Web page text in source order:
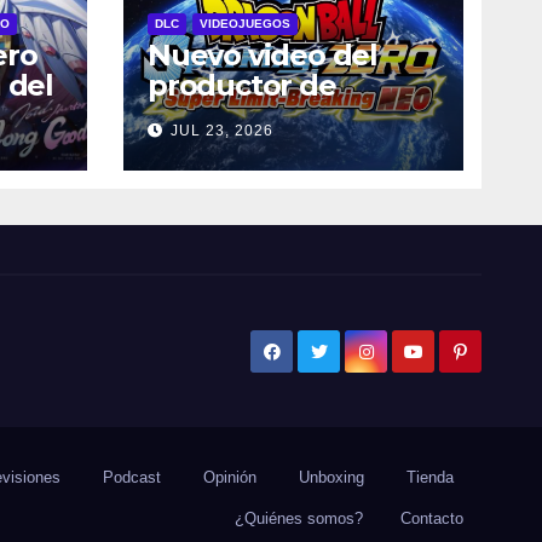
del
29
DLC VIDEOJUEGOS
Nuevo video del
productor de
DRAGON BALL:
Sparking! ZERO
detalla el Super
DLC
JUL 23, 2026
Podcast Opinión Unboxing Tienda
¿Quiénes somos? Contacto